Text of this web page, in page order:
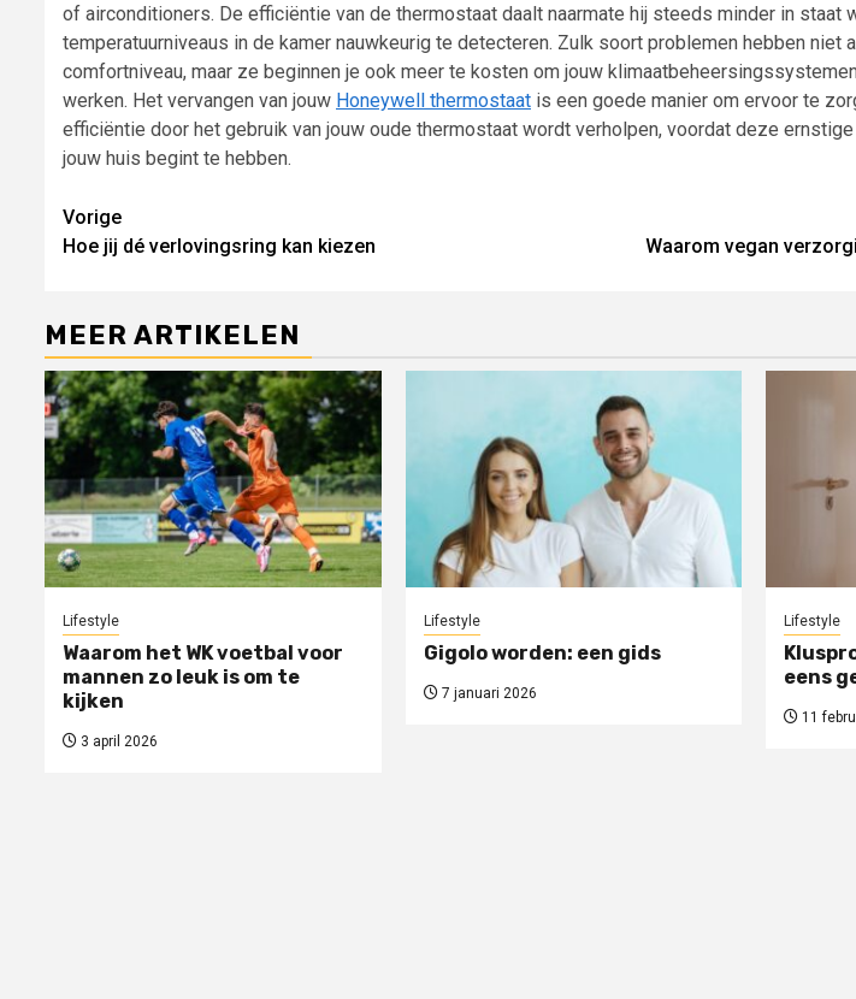
of airconditioners. De efficiëntie van de thermostaat daalt naarmate hij steeds minder in staat
temperatuurniveaus in de kamer nauwkeurig te detecteren. Zulk soort problemen hebben niet
comfortniveau, maar ze beginnen je ook meer te kosten om jouw
werken. Het vervangen van jouw Honeywell thermostaat is een goede manier om ervoor te
efficiëntie door het gebruik van jouw oude thermostaat wordt verholpen, voordat deze
jouw huis begint te hebben.
Lees
verder
Vorige
Hoe jij dé verlovingsring kan kiezen
Waarom vegan
MEER ARTIKELEN
Lifestyle
Waarom het WK voetbal voor
mannen zo leuk is om te
kijken
3 april 2026
Lifestyle
Gigolo worden: een gids
7 januari 2026
Lifestyle
eens
11